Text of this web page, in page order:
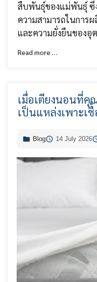
สืบพันธุ์ของแม่พันธุ์ ซึ่
ความสามารถในการ
และความยั่งยืนของอุ
Read more …
เมื่อเตียงนอนที่คุ
เป็นแหล่งเพาะเชื้
Blog 14 July 2026